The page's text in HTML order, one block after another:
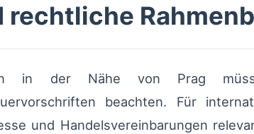
rechtliche
in der Nähe von Prag
beachten. Für
und Handelsvereinbarungen